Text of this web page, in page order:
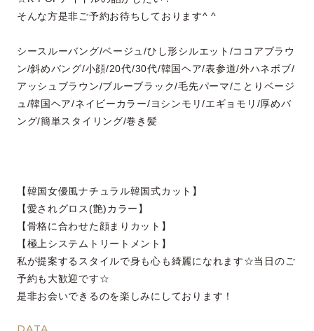
そんな方是非ご予約お待ちしております^ ^
シースルーバング/ベージュ/ひし形シルエット/ココアブラウ
ン/斜めバング/小顔/20代/30代/韓国ヘア/表参道/外ハネボブ/
アッシュブラウン/ブルーブラック/毛先パーマ/ことりベージ
ュ/韓国ヘア/ネイビーカラー/ヨシンモリ/エギョモリ/厚めバ
ング/簡単スタイリング/巻き髪
【韓国女優風ナチュラル韓国式カット】
【愛されグロス(艶)カラー】
【骨格に合わせた顔まりカット】
【極上システムトリートメント】
私が提案するスタイルで身も心も綺麗になれます☆当日のご
予約も大歓迎です☆
是非お会いできるのを楽しみにしております！